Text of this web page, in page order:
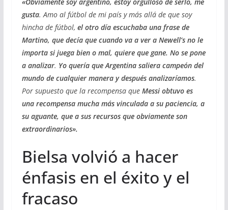
«Obviamente soy argentino, estoy orgulloso de serlo, me
gusta. Amo al fútbol de mi país y más allá de que soy
hincha de fútbol, el otro día escuchaba una frase de
Martino, que decía que cuando va a ver a Newell’s no le
importa si juega bien o mal, quiere que gane. No se pone
a analizar. Yo quería que Argentina saliera campeón del
mundo de cualquier manera y después analizaríamos.
Por supuesto que la recompensa que Messi obtuvo es
una recompensa mucha más vinculada a su paciencia, a
su aguante, que a sus recursos que obviamente son
extraordinarios».
Bielsa volvió a hacer
énfasis en el éxito y el
fracaso